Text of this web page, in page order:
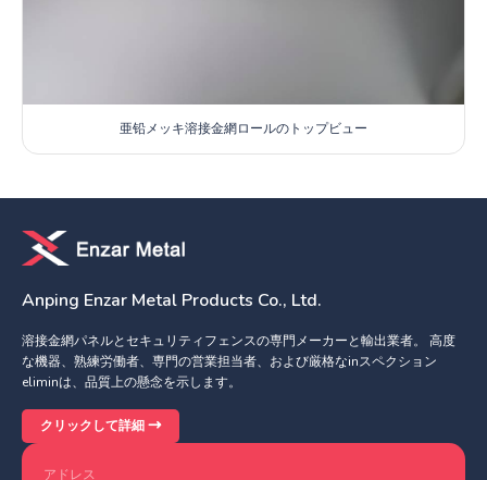
亜铅メッキ溶接金網ロールのトップビュー
Anping Enzar Metal Products Co., Ltd.
溶接金網パネルとセキュリティフェンスの専門メーカーと輸出業者。 高度
な機器、熟練労働者、専門の営業担当者、および厳格なinスペクション
eliminは、品質上の懸念を示します。
クリックして詳細
アドレス